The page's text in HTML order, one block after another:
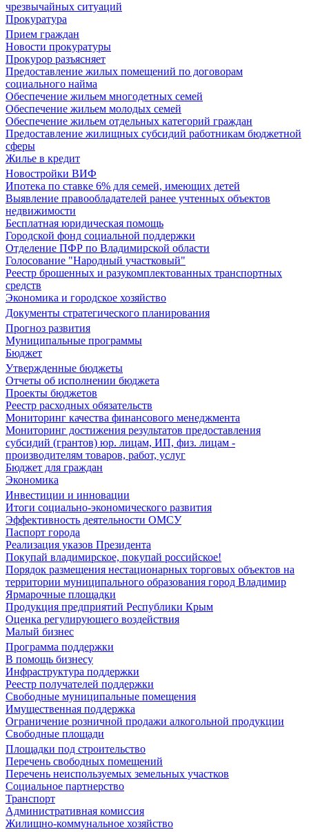
чрезвычайных ситуаций
Прокуратура
Прием граждан
Новости прокуратуры
Прокурор разъясняет
Предоставление жилых помещений по договорам
социального найма
Обеспечение жильем многодетных семей
Обеспечение жильем молодых семей
Обеспечение жильем отдельных категорий граждан
Предоставление жилищных субсидий работникам бюджетной
сферы
Жилье в кредит
Новостройки ВИФ
Ипотека по ставке 6% для семей, имеющих детей
Выявление правообладателей ранее учтенных объектов
недвижимости
Бесплатная юридическая помощь
Городской фонд социальной поддержки
Отделение ПФР по Владимирской области
Голосование "Народный участковый"
Реестр брошенных и разукомплектованных транспортных
средств
Экономика и городское хозяйство
Документы стратегического планирования
Прогноз развития
Муниципальные программы
Бюджет
Утвержденные бюджеты
Отчеты об исполнении бюджета
Проекты бюджетов
Реестр расходных обязательств
Мониторинг качества финансового менеджмента
Мониторинг достижения результатов предоставления
субсидий (грантов) юр. лицам, ИП, физ. лицам -
производителям товаров, работ, услуг
Бюджет для граждан
Экономика
Инвестиции и инновации
Итоги социально-экономического развития
Эффективность деятельности ОМСУ
Паспорт города
Реализация указов Президента
Покупай владимирское, покупай российское!
Порядок размещения нестационарных торговых объектов на
территории муниципального образования город Владимир
Ярмарочные площадки
Продукция предприятий Республики Крым
Оценка регулирующего воздействия
Малый бизнес
Программа поддержки
В помощь бизнесу
Инфраструктура поддержки
Реестр получателей поддержки
Свободные муниципальные помещения
Имущественная поддержка
Ограничение розничной продажи алкогольной продукции
Свободные площади
Площадки под строительство
Перечень свободных помещений
Перечень неиспользуемых земельных участков
Социальное партнерство
Транспорт
Административная комиссия
Жилищно-коммунальное хозяйство